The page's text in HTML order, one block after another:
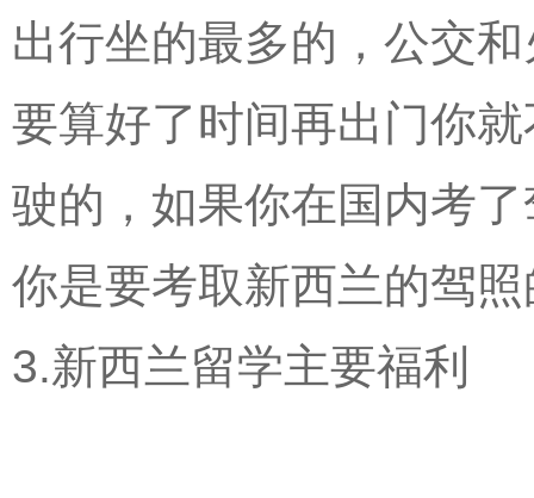
出行坐的最多的，公交
要算好了时间再出门你
驶的，如果你在国内考
你是要考取新西兰的驾
3.新西兰留学主要福利